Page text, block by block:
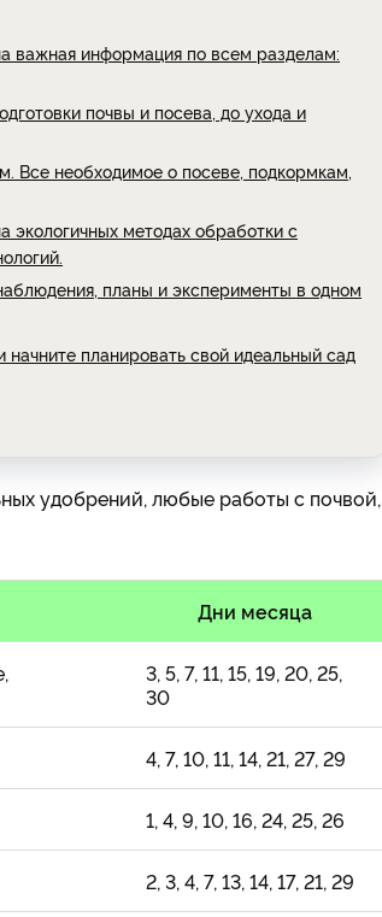
важная информация по всем разделам:
почвы и посева, до ухода и
Все необходимое о посеве, подкормкам,
экологичных методах обработки с
планы и эксперименты в одном
планировать свой идеальный сад
удобрений, любые работы с почвой,
Дни месяца
3, 5, 7, 11, 15, 19, 20, 25,
30
4, 7, 10, 11, 14, 21, 27, 29
1, 4, 9, 10, 16, 24, 25, 26
2, 3, 4, 7, 13, 14, 17, 21, 29